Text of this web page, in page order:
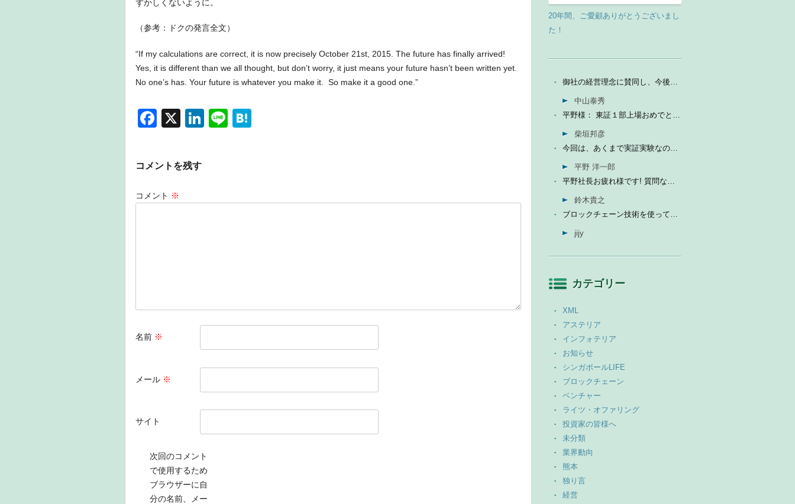
ずかしくないように。
（参考：ドクの発言全文）
“If my calculations are correct, it is now precisely October 21st, 2015. The future has finally arrived!
Yes, it is different than we all thought, but don’t worry, it just means your future hasn’t been written yet.
No one’s has. Your future is whatever you make it. So make it a good one.”
F
e
b
X
Li
Li
コメントを残す
コメント ※
名前 ※
メール ※
サイト
次回のコメント
で使用するため
ブラウザーに自
分の名前、メー
20年間、ご愛顧ありがとうございまし
た！
御社の経営理念に賛同し、今後の成長を期待して今日微量なが...
中山泰秀
平野様： 東証１部上場おめでとうございます。ひとえに平...
柴垣邦彦
今回は、あくまで実証実験なので、当社の売上に関しては未定...
平野 洋一郎
平野社長お疲れ様です! 質問なんですが、インフォテリアはソ...
鈴木貴之
ブロックチェーン技術を使って、現状それなりに触れる機会が...
jijy
カテゴリー
XML
アステリア
インフォテリア
お知らせ
シンガポールLIFE
ブロックチェーン
ベンチャー
ライツ・オファリング
投資家の皆様へ
未分類
業界動向
熊本
独り言
経営